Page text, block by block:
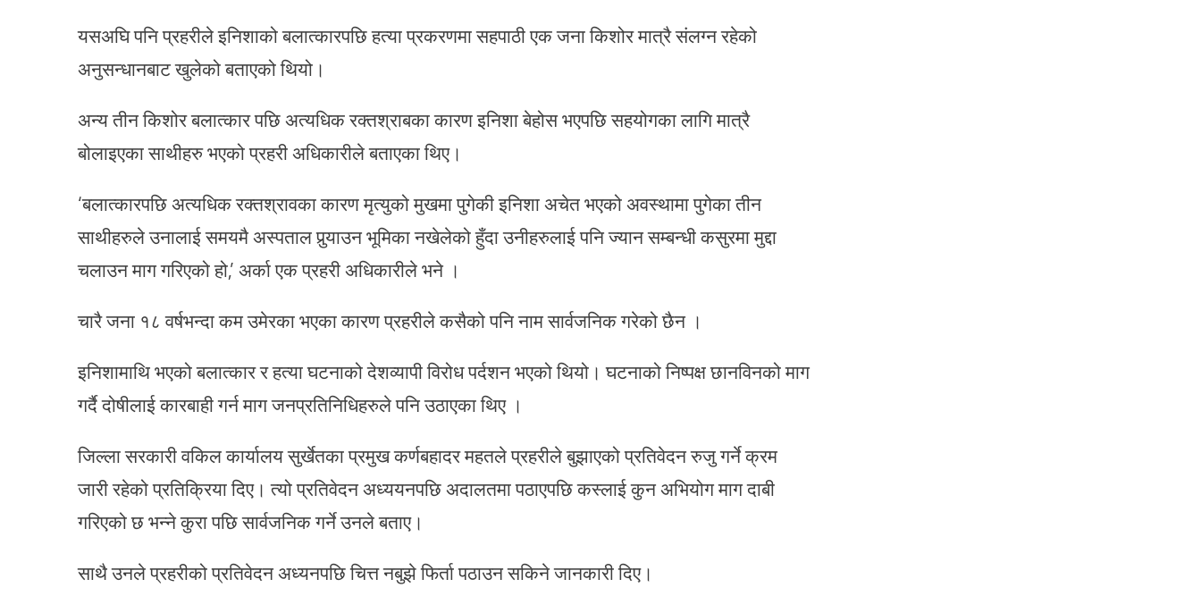
यसअघि पनि प्रहरीले इनिशाको बलात्कारपछि हत्या प्रकरणमा सहपाठी एक जना किशोर मात्रै संलग्न रहेको
अनुसन्धानबाट खुलेको बताएको थियो।
अन्य तीन किशोर बलात्कार पछि अत्यधिक रक्तश्राबका कारण इनिशा बेहोस भएपछि सहयोगका लागि मात्रै
बोलाइएका साथीहरु भएको प्रहरी अधिकारीले बताएका थिए।
‘बलात्कारपछि अत्यधिक रक्तश्रावका कारण मृत्युको मुखमा पुगेकी इनिशा अचेत भएको अवस्थामा पुगेका तीन
साथीहरुले उनालाई समयमै अस्पताल पुर्‍याउन भूमिका नखेलेको हुँदा उनीहरुलाई पनि ज्यान सम्बन्धी कसुरमा मुद्दा
चलाउन माग गरिएको हो,’ अर्का एक प्रहरी अधिकारीले भने ।
चारै जना १८ वर्षभन्दा कम उमेरका भएका कारण प्रहरीले कसैको पनि नाम सार्वजनिक गरेको छैन ।
इनिशामाथि भएको बलात्कार र हत्या घटनाको देशव्यापी विरोध पर्दशन भएको थियो। घटनाको निष्पक्ष छानविनको माग
गर्दै दोषीलाई कारबाही गर्न माग जनप्रतिनिधिहरुले पनि उठाएका थिए ।
जिल्ला सरकारी वकिल कार्यालय सुर्खेतका प्रमुख कर्णबहादर महतले प्रहरीले बुझाएको प्रतिवेदन रुजु गर्ने क्रम
जारी रहेको प्रतिक्रिया दिए। त्यो प्रतिवेदन अध्ययनपछि अदालतमा पठाएपछि कस्लाई कुन अभियोग माग दाबी
गरिएको छ भन्ने कुरा पछि सार्वजनिक गर्ने उनले बताए।
साथै उनले प्रहरीको प्रतिवेदन अध्यनपछि चित्त नबुझे फिर्ता पठाउन सकिने जानकारी दिए।